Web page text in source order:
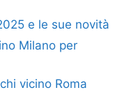
e le sue novità
Milano per
vicino Roma